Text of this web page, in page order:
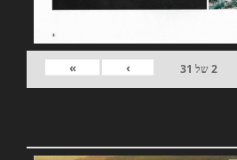
2של 31
›
»